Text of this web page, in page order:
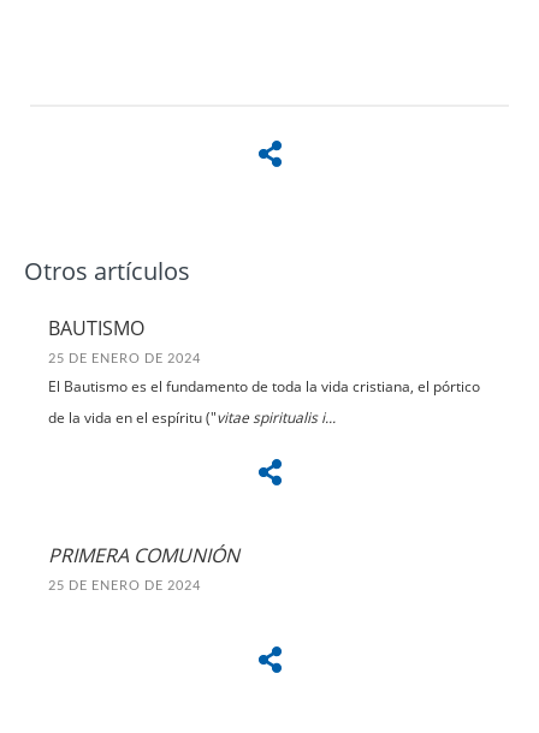
Otros artículos
BAUTISMO
25 DE ENERO DE 2024
El Bautismo es el fundamento de toda la vida cristiana, el pórtico
de la vida en el espíritu ("vitae spiritualis i...
PRIMERA COMUNIÓN
25 DE ENERO DE 2024